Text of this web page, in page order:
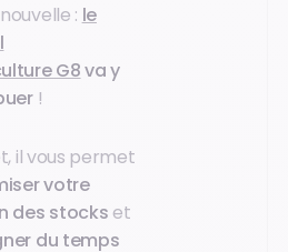
: le
G8va y
!
il vous permet
votre
des stocks et
du temps